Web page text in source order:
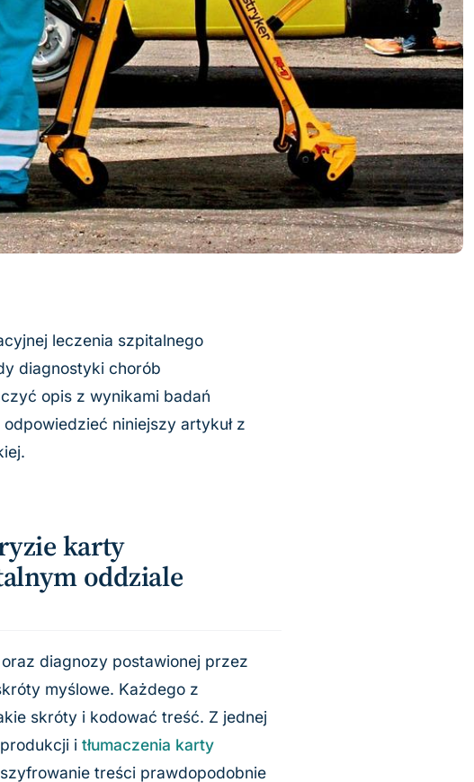
leczenia szpitalnego
diagnostyki chorób
opis z wynikami badań
niniejszy artykuł z
karty
oddziale
diagnozy postawionej przez
myślowe. Każdego z
skróty i kodować treść. Z jednej
i tłumaczenia karty
treści prawdopodobnie